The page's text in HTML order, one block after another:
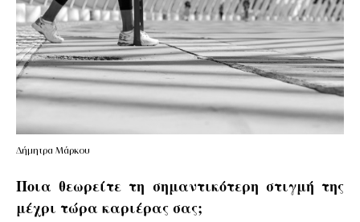
Δήμητρα Μάρκου
Ποια θεωρείτε τη σημαντικότερη στιγμή της
μέχρι τώρα καριέρας σας;